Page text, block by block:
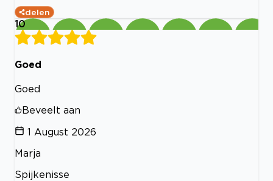
delen
10
Goed
Goed
Beveelt aan
1 August 2026
Marja
Spijkenisse